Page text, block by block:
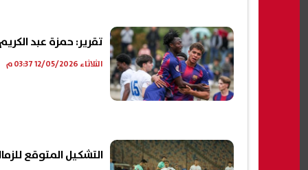
تقرير: حمزة عبد
الثلاثاء 12/05/2026 03:37 م
التشكيل المتوقع